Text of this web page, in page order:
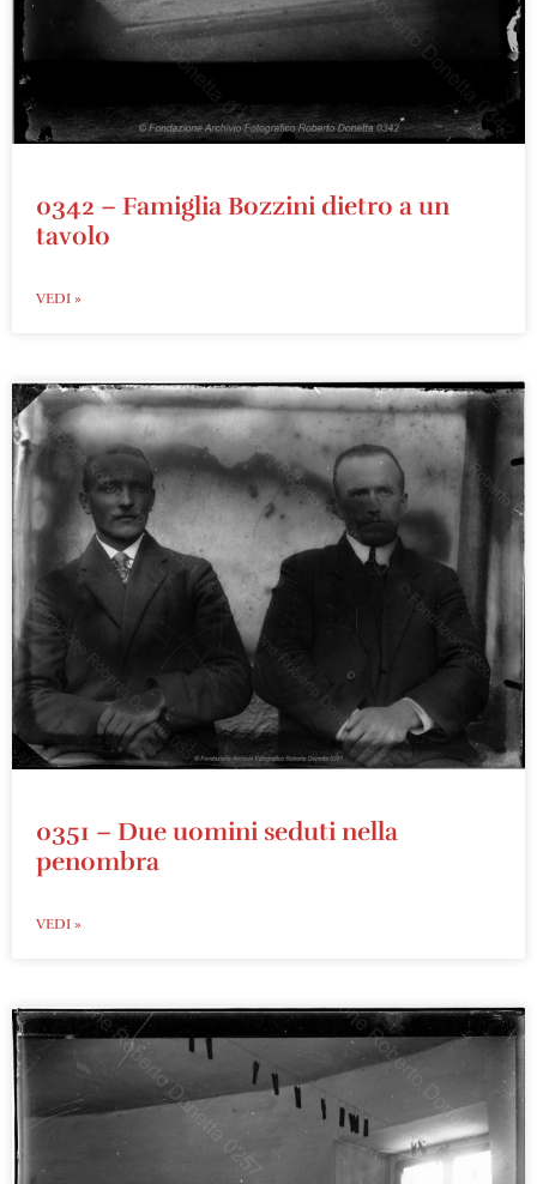
0342 – Famiglia Bozzini dietro a un
tavolo
VEDI »
0351 – Due uomini seduti nella
penombra
VEDI »